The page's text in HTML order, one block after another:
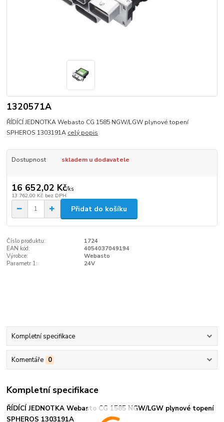
1320571A
ŘÍDÍCÍ JEDNOTKA Webasto CG 1585 NGW/LGW plynové topení
SPHEROS 1303191A celý popis
Dostupnost skladem u dodavatele
16 652,02 Kč/ks
13 762,00 Kč bez DPH
Přidat do košíku
Číslo produktu:
1724
EAN kód:
4054037049194
Výrobce:
Webasto
Parametr 1:
24V
Kompletní specifikace
Komentáře 0
Kompletní specifikace
ŘÍDÍCÍ JEDNOTKA Webasto CG 1585 NGW/LGW plynové topení
SPHEROS 1303191A